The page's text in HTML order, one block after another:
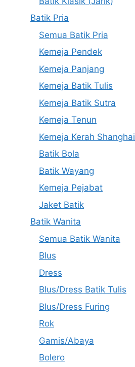
Batik Pria
Semua Batik Pria
Kemeja Pendek
Kemeja Panjang
Kemeja Batik Tulis
Kemeja Batik Sutra
Kemeja Tenun
Kemeja Kerah Shanghai
Batik Bola
Batik Wayang
Kemeja Pejabat
Jaket Batik
Batik Wanita
Semua Batik Wanita
Blus
Dress
Blus/Dress Batik Tulis
Blus/Dress Furing
Rok
Gamis/Abaya
Bolero